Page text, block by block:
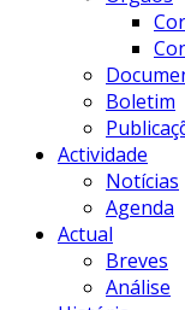
Boletim
Actividade
Notícias
Agenda
Actual
Breves
Análise